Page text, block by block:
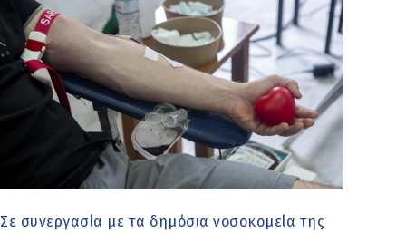
Σε συνεργασία με τα δημόσια νοσοκομεία της